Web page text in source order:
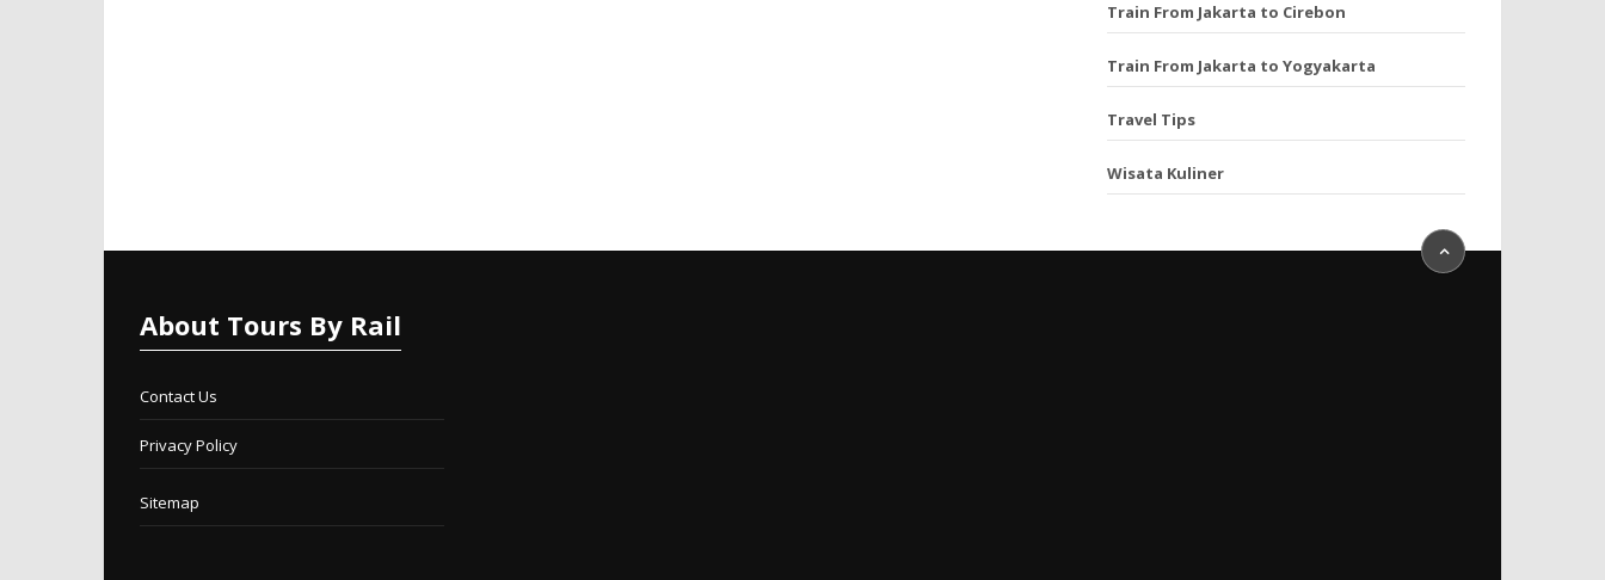
Train From Jakarta to Cirebon
Train From Jakarta to Yogyakarta
Travel Tips
Wisata Kuliner
About Tours By Rail
Contact Us
Privacy Policy
Sitemap